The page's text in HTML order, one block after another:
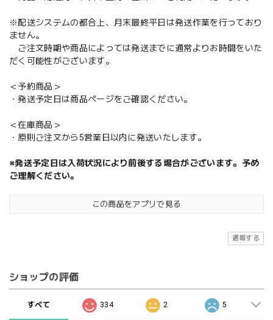
※配送システムの都合上、月末最終平日は発送作業を行っており
ません。
ご注文時期や商品によっては発送までに通常よりお時間をいた
だく可能性がございます。
＜予約商品＞
・発送予定日は商品ページをご確認ください。
＜在庫商品＞
・原則ご注文から5営業日以内に発送いたします。
※発送予定日は入荷状況により前後する場合がございます。予め
ご理解ください。
この商品をアプリで見る
通報する
ショップの評価
すべて 334 2 5